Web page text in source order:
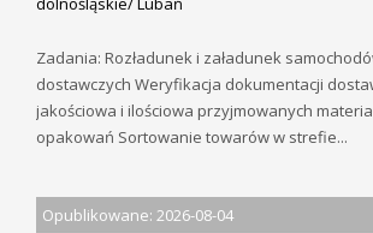
Zadania: Rozładunek i załadunek
dostawczych Weryfikacja dokumentacji
jakościowa i ilościowa przyjmowanych
opakowań Sortowanie towarów w strefie...
Opublikowane: 2026-08-04